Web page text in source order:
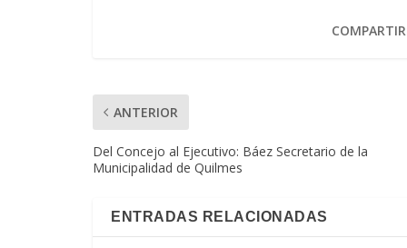
ANTERIOR
Del Concejo al Ejecutivo: Báez Secretario de la
Municipalidad de Quilmes
ENTRADAS RELACIONADAS